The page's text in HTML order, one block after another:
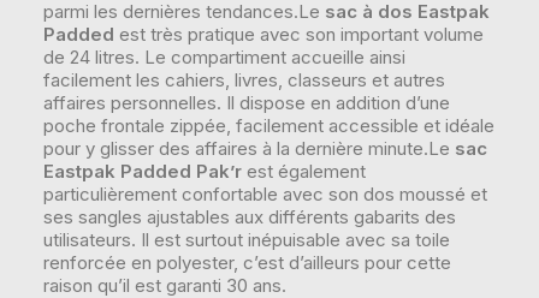
parmi les dernières tendances.Le sac à dos Eastpak
Padded est très pratique avec son important volume
de 24 litres. Le compartiment accueille ainsi
facilement les cahiers, livres, classeurs et autres
affaires personnelles. Il dispose en addition d’une
poche frontale zippée, facilement accessible et idéale
pour y glisser des affaires à la dernière minute.Le sac
Eastpak Padded Pak’r est également
particulièrement confortable avec son dos moussé et
ses sangles ajustables aux différents gabarits des
utilisateurs. Il est surtout inépuisable avec sa toile
renforcée en polyester, c’est d’ailleurs pour cette
raison qu’il est garanti 30 ans.